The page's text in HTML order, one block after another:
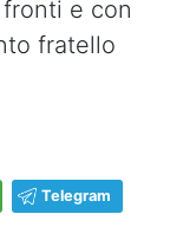
e con
fratello
Telegram